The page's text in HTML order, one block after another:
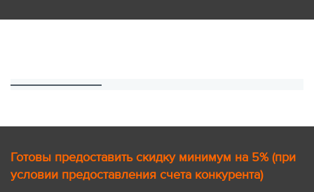
Готовы предоставить скидку минимум на 5% (при
условии предоставления счета конкурента)